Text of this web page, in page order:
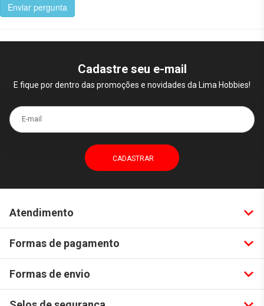
Enviar pergunta
Cadastre seu e-mail
E fique por dentro das promoções e novidades da Lima Hobbies!
E-mail
Atendimento
Formas de pagamento
Formas de envio